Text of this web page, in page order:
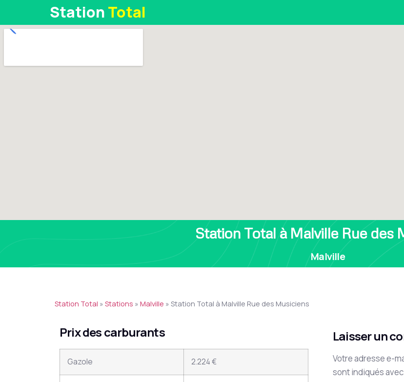
StationTotal
Station Total à Malville Rue des
Malville
Station Total » Stations » Malville » Station Total à Malville Rue des Musiciens
Prix des carburants
Gazole 2.224 €
Laisser un
Votre adresse e-
sont indiqués avec